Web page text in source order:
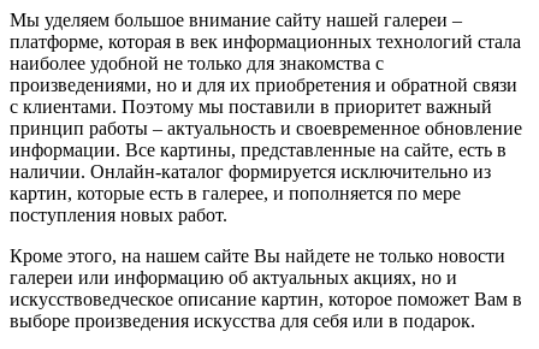
Мы уделяем большое внимание сайту нашей галереи –
платформе, которая в век информационных технологий стала
наиболее удобной не только для знакомства с
произведениями, но и для их приобретения и обратной связи
с клиентами. Поэтому мы поставили в приоритет важный
принцип работы – актуальность и своевременное обновление
информации. Все картины, представленные на сайте, есть в
наличии. Онлайн-каталог формируется исключительно из
картин, которые есть в галерее, и пополняется по мере
поступления новых работ.
Кроме этого, на нашем сайте Вы найдете не только новости
галереи или информацию об актуальных акциях, но и
искусствоведческое описание картин, которое поможет Вам в
выборе произведения искусства для себя или в подарок.